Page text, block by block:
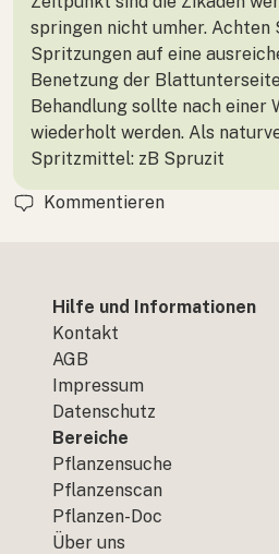
springen nicht umher. Achten
Spritzungen auf eine
Benetzung der
Behandlung sollte nach einer
wiederholt werden. Als
Spritzmittel: zB Spruzit
Kommentieren
Hilfe und Informationen
Kontakt
AGB
Impressum
Datenschutz
Bereiche
Pflanzensuche
Pflanzenscan
Pflanzen-Doc
Über uns